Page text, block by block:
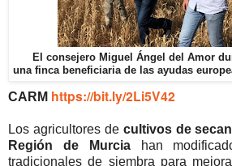
El consejero Miguel Ángel del Amor
una finca beneficiaria de las ayudas
CARM https://bit.ly/2Li5V42
Los agricultores de cultivos de
Región de Murciahan
tradicionales de siembra para